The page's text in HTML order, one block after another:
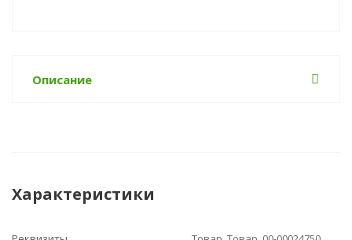
Описание
Характеристики